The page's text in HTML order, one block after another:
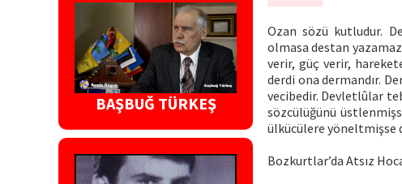
BAŞBUĞ TÜRKEŞ
Ozan sözü kutludur.
olmasa destan
verir, güç verir,
derdi ona dermandır.
vecibedir. Devletlûlar
sözcülüğünü
ülkücülere yöneltmişse
Bozkurtlar’da Atsız